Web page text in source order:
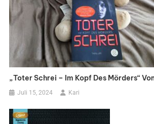
„Toter Schrei – Im Kopf Des Mörders“
Juli 15, 2024 Kari